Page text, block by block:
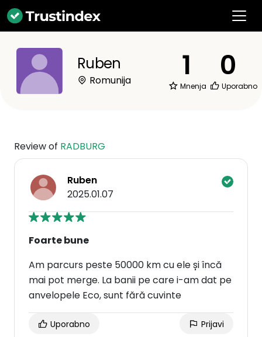
Ruben
Romunija 1
Mnenja
0
Uporabno
Review of RADBURG
Ruben
2025.01.07
Foarte bune
Am parcurs peste 50000 km cu ele și încă
mai pot merge. La banii pe care i-am dat pe
anvelopele Eco, sunt fără cuvinte
Uporabno Prijavi